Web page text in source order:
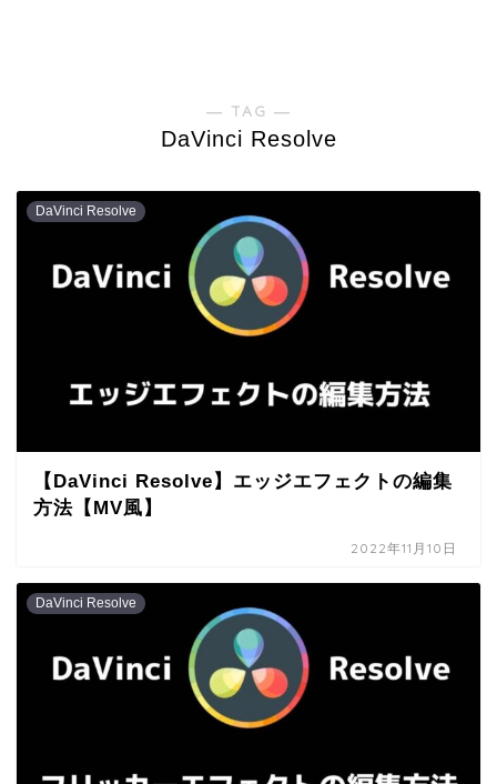
― TAG ―
DaVinci Resolve
DaVinci Resolve
【DaVinci Resolve】エッジエフェクトの編集
方法【MV風】
2022年11月10日
DaVinci Resolve